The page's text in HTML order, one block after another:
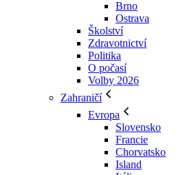
Brno
Ostrava
Školství
Zdravotnictví
Politika
O počasí
Volby 2026
Zahraničí
Evropa
Slovensko
Francie
Chorvatsko
Island